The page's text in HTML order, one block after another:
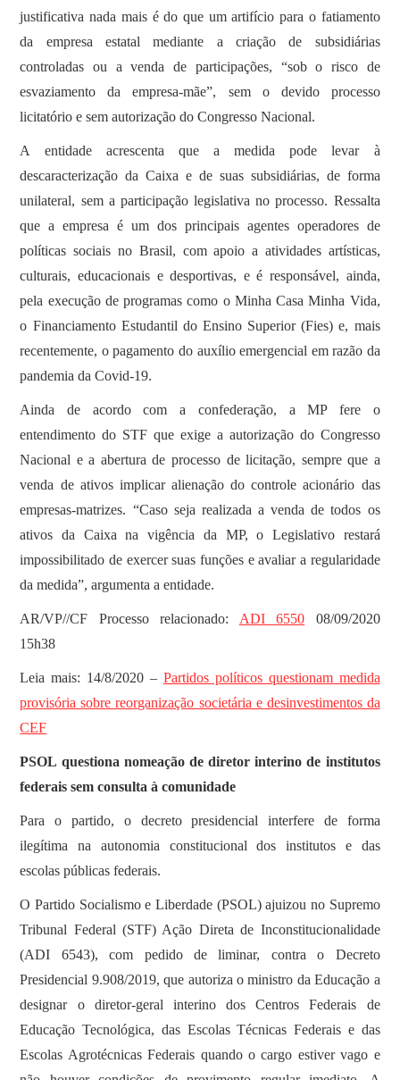
justificativa nada mais é do que um artifício para o fatiamento
da empresa estatal mediante a criação de subsidiárias
controladas ou a venda de participações, “sob o risco de
esvaziamento da empresa-mãe”, sem o devido processo
licitatório e sem autorização do Congresso Nacional.
A entidade acrescenta que a medida pode levar à
descaracterização da Caixa e de suas subsidiárias, de forma
unilateral, sem a participação legislativa no processo. Ressalta
que a empresa é um dos principais agentes operadores de
políticas sociais no Brasil, com apoio a atividades artísticas,
culturais, educacionais e desportivas, e é responsável, ainda,
pela execução de programas como o Minha Casa Minha Vida,
o Financiamento Estudantil do Ensino Superior (Fies) e, mais
recentemente, o pagamento do auxílio emergencial em razão da
pandemia da Covid-19.
Ainda de acordo com a confederação, a MP fere o
entendimento do STF que exige a autorização do Congresso
Nacional e a abertura de processo de licitação, sempre que a
venda de ativos implicar alienação do controle acionário das
empresas-matrizes. “Caso seja realizada a venda de todos os
ativos da Caixa na vigência da MP, o Legislativo restará
impossibilitado de exercer suas funções e avaliar a regularidade
da medida”, argumenta a entidade.
AR/VP//CF Processo relacionado: ADI 6550 08/09/2020
15h38
Leia mais: 14/8/2020 – Partidos políticos questionam medida
provisória sobre reorganização societária e desinvestimentos da
CEF
PSOL questiona nomeação de diretor interino de institutos
federais sem consulta à comunidade
Para o partido, o decreto presidencial interfere de forma
ilegítima na autonomia constitucional dos institutos e das
escolas públicas federais.
O Partido Socialismo e Liberdade (PSOL) ajuizou no Supremo
Tribunal Federal (STF) Ação Direta de Inconstitucionalidade
(ADI 6543), com pedido de liminar, contra o Decreto
Presidencial 9.908/2019, que autoriza o ministro da Educação a
designar o diretor-geral interino dos Centros Federais de
Educação Tecnológica, das Escolas Técnicas Federais e das
Escolas Agrotécnicas Federais quando o cargo estiver vago e